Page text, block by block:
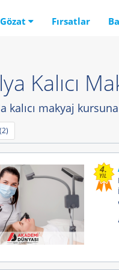
Fırsatlar
Kalıcı
kalıcı makyaj
4.
YIL